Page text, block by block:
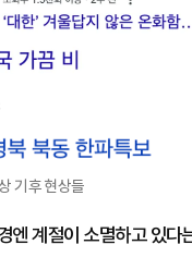
기후 현상들
엔 계절이 소멸하고 있다